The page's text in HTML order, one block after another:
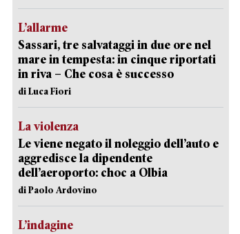
L’allarme
Sassari, tre salvataggi in due ore nel
mare in tempesta: in cinque riportati
in riva – Che cosa è successo
di Luca Fiori
La violenza
Le viene negato il noleggio dell’auto e
aggredisce la dipendente
dell’aeroporto: choc a Olbia
di Paolo Ardovino
L’indagine